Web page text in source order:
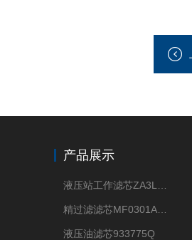
产品展示
液压油滤芯933775Q